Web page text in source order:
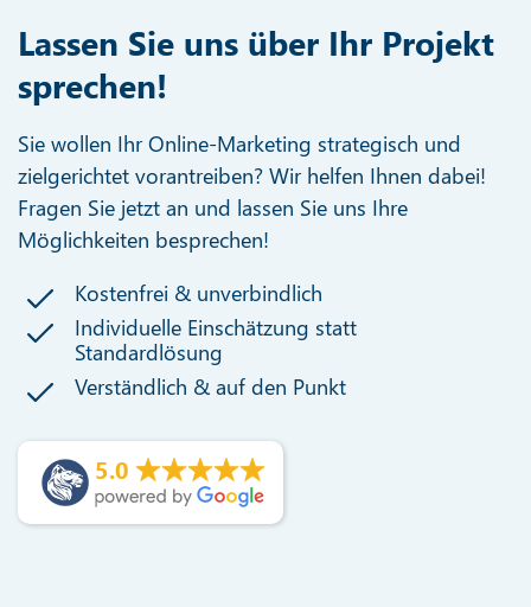
Lassen Sie uns über Ihr Projekt
sprechen!
Sie wollen Ihr Online-Marketing strategisch und
zielgerichtet vorantreiben? Wir helfen Ihnen dabei!
Fragen Sie jetzt an und lassen Sie uns Ihre
Möglichkeiten besprechen!
Kostenfrei & unverbindlich
Individuelle Einschätzung statt
Standardlösung
Verständlich & auf den Punkt
5.0